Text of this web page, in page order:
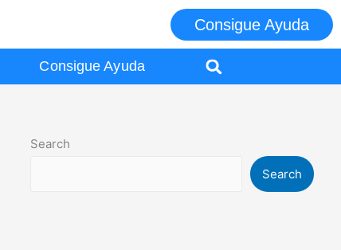
Consigue Ayuda
Consigue Ayuda
Search
Search